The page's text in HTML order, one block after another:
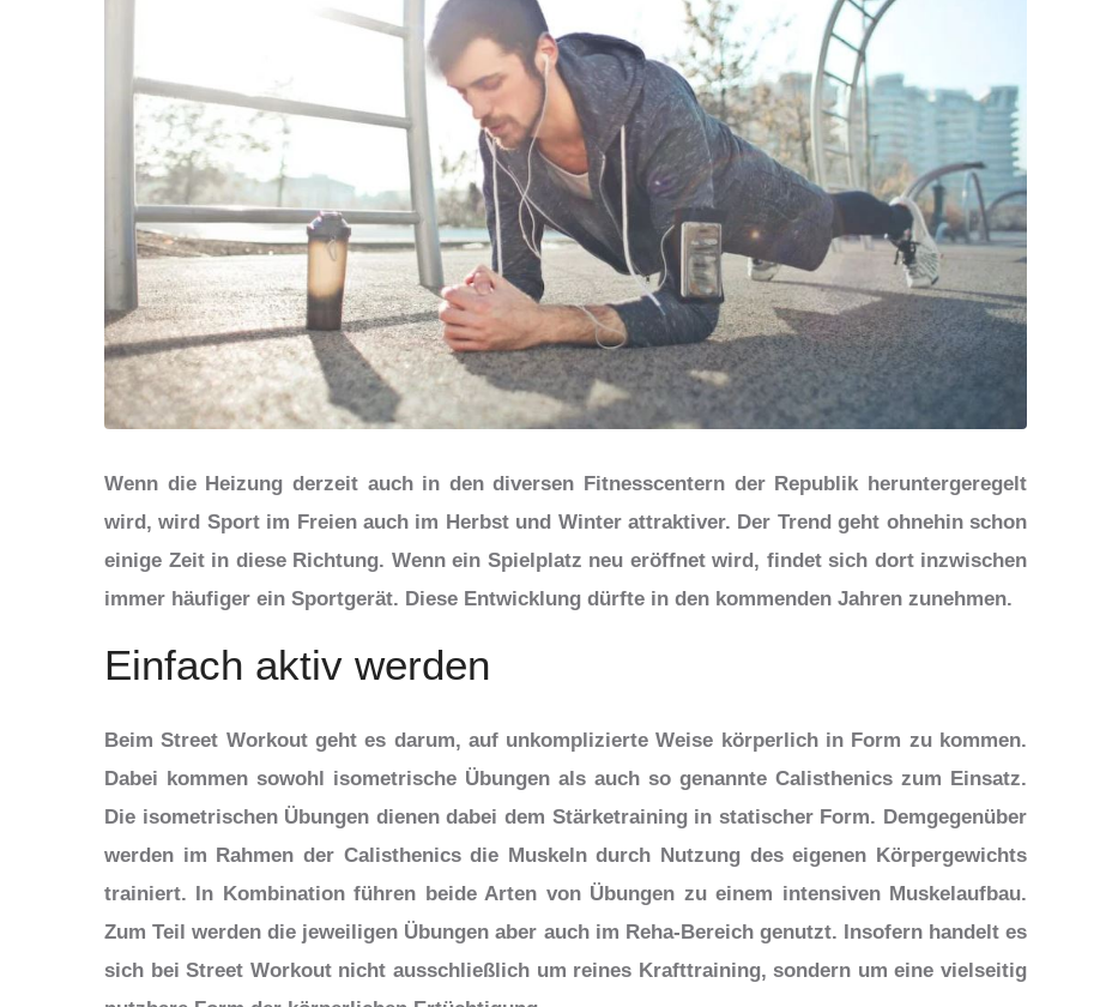
Wenn die Heizung derzeit auch in den diversen Fitnesscentern der Republik heruntergeregelt
wird, wird Sport im Freien auch im Herbst und Winter attraktiver. Der Trend geht ohnehin schon
einige Zeit in diese Richtung. Wenn ein Spielplatz neu eröffnet wird, findet sich dort inzwischen
immer häufiger ein Sportgerät. Diese Entwicklung dürfte in den kommenden Jahren zunehmen.
Einfach aktiv werden
Beim Street Workout geht es darum, auf unkomplizierte Weise körperlich in Form zu kommen.
Dabei kommen sowohl isometrische Übungen als auch so genannte Calisthenics zum Einsatz.
Die isometrischen Übungen dienen dabei dem Stärketraining in statischer Form. Demgegenüber
werden im Rahmen der Calisthenics die Muskeln durch Nutzung des eigenen Körpergewichts
trainiert. In Kombination führen beide Arten von Übungen zu einem intensiven Muskelaufbau.
Zum Teil werden die jeweiligen Übungen aber auch im Reha-Bereich genutzt. Insofern handelt es
sich bei Street Workout nicht ausschließlich um reines Krafttraining, sondern um eine vielseitig